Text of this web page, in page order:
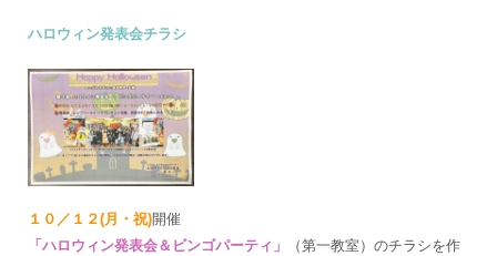
ハロウィン発表会チラシ
１０／１２(月・祝)開催
「ハロウィン発表会＆ビンゴパーティ」
（第一教室）のチラシを作